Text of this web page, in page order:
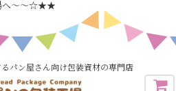
へ～～☆★★
パン屋さん向け包装資材の専門店